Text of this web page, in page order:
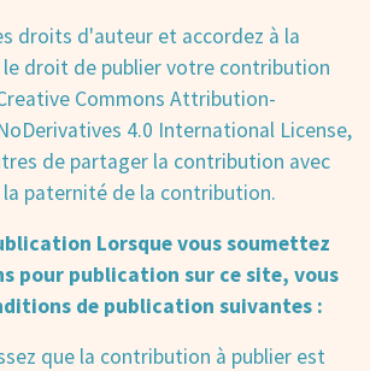
droits d'auteur et accordez à la
droit de publier votre contribution
Commons Attribution-
4.0 International License,
de partager la contribution avec
paternité de la contribution.
Lorsque vous soumettez
pour publication sur ce site, vous
de publication suivantes :
que la contribution à publier est